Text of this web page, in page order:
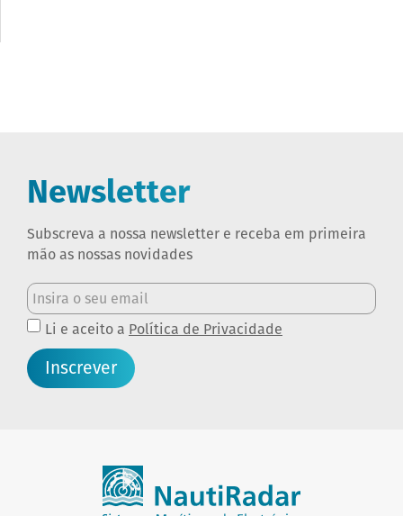
Newsletter
Subscreva a nossa newsletter e receba em primeira
mão as nossas novidades
Li e aceito a Política de Privacidade
Inscrever